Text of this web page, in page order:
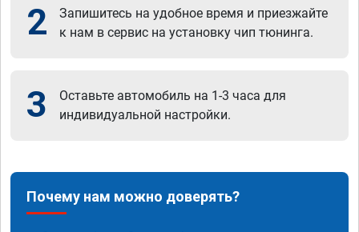
2
Запишитесь на удобное время и приезжайте
к нам в сервис на установку чип тюнинга.
3
Оставьте автомобиль на 1-3 часа для
индивидуальной настройки.
Почему нам можно доверять?